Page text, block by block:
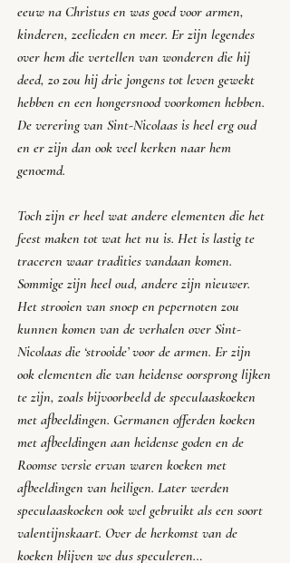
eeuw na Christus en was goed voor armen,
kinderen, zeelieden en meer. Er zijn legendes
over hem die vertellen van wonderen die hij
deed, zo zou hij drie jongens tot leven gewekt
hebben en een hongersnood voorkomen hebben.
De verering van Sint-Nicolaas is heel erg oud
en er zijn dan ook veel kerken naar hem
genoemd.
Toch zijn er heel wat andere elementen die het
feest maken tot wat het nu is. Het is lastig te
traceren waar tradities vandaan komen.
Sommige zijn heel oud, andere zijn nieuwer.
Het strooien van snoep en pepernoten zou
kunnen komen van de verhalen over Sint-
Nicolaas die ‘strooide’ voor de armen. Er zijn
ook elementen die van heidense oorsprong lijken
te zijn, zoals bijvoorbeeld de speculaaskoeken
met afbeeldingen. Germanen offerden koeken
met afbeeldingen aan heidense goden en de
Roomse versie ervan waren koeken met
afbeeldingen van heiligen. Later werden
speculaaskoeken ook wel gebruikt als een soort
valentijnskaart. Over de herkomst van de
koeken blijven we dus speculeren…